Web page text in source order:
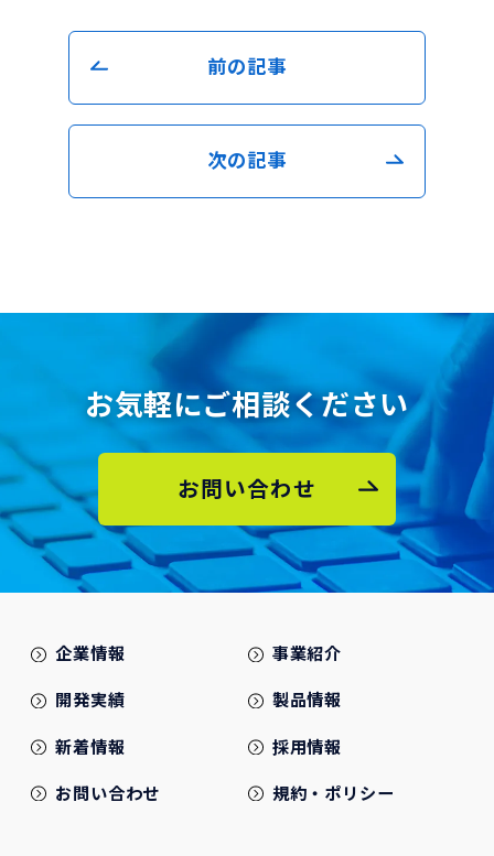
前の記事
次の記事
お気軽にご相談ください
お問い合わせ
企業情報 事業紹介
開発実績 製品情報
新着情報 採用情報
お問い合わせ 規約・ポリシー